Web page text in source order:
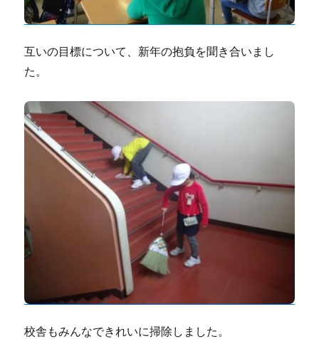
互いの目標について、新年の抱負を聞き合いまし
た。
校舎もみんなできれいに掃除しました。